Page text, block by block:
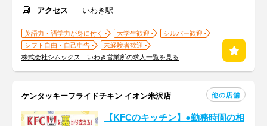
アクセス
いわき駅
英語力・語学力が身に付く 大学生歓迎
シルバー歓迎
シフト自由・自己申告
未経験者歓迎
株式会社シムックス いわき営業所の求人一覧を見る
ケンタッキーフライドチキン イオン米沢店 他の店舗
【KFCのキッチン】●勤務時間の相